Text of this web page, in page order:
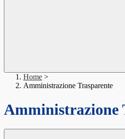
Home >
Amministrazione Trasparente
Amministrazione